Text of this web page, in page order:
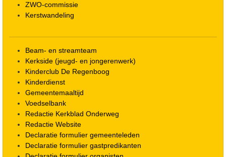
ZWO-commissie
Kerstwandeling
Beam- en streamteam
Kerkside (jeugd- en jongerenwerk)
Kinderclub De Regenboog
Kinderdienst
Gemeentemaaltijd
Voedselbank
Redactie Kerkblad Onderweg
Redactie Website
Declaratie formulier gemeenteleden
Declaratie formulier gastpredikanten